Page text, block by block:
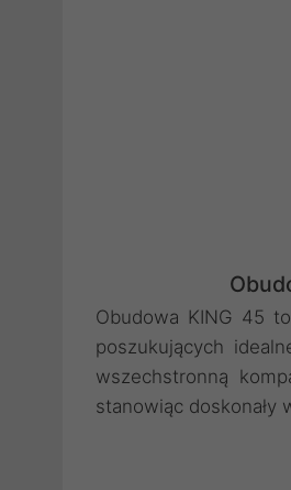
Obudowa KING 45
poszukujących
wszechstronną
stanowiąc doskonały